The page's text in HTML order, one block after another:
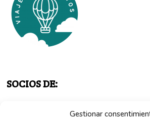
Gestionar
SOCIOS DE: